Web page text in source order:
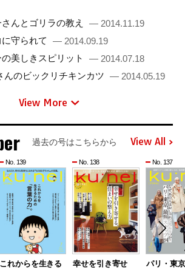
んとゴリラの教え
— 2014.11.19
守られて
— 2014.09.19
美しきスピリット
— 2014.07.18
んのビックリチキンカツ — 2014.05.19
View More
過去の号はこちらから View All
No. 139
これからを生きる
No. 138
幸せを引き寄せ
No. 137
パリ・東